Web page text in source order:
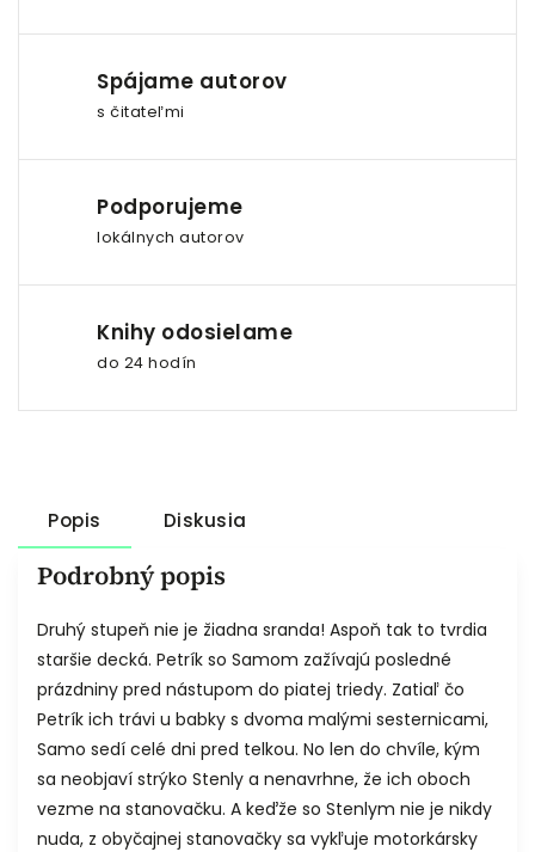
Spájame autorov
s čitateľmi
Podporujeme
lokálnych autorov
Knihy odosielame
do 24 hodín
Popis Diskusia
Podrobný popis
Druhý stupeň nie je žiadna sranda! Aspoň tak to tvrdia
staršie decká. Petrík so Samom zažívajú posledné
prázdniny pred nástupom do piatej triedy. Zatiaľ čo
Petrík ich trávi u babky s dvoma malými sesternicami,
Samo sedí celé dni pred telkou. No len do chvíle, kým
sa neobjaví strýko Stenly a nenavrhne, že ich oboch
vezme na stanovačku. A keďže so Stenlym nie je nikdy
nuda, z obyčajnej stanovačky sa vykľuje motorkársky